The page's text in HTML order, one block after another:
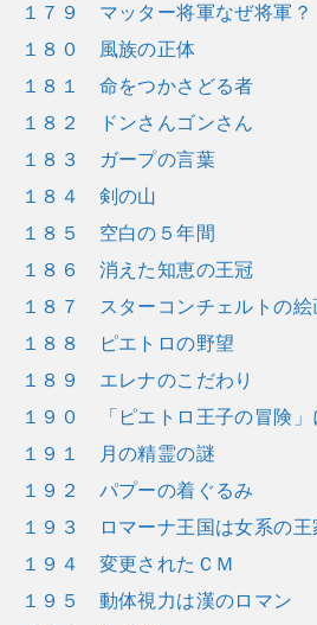
１７９ マッター将軍なぜ将軍？
１８０ 風族の正体
１８１ 命をつかさどる者
１８２ ドンさんゴンさん
１８３ ガープの言葉
１８４ 剣の山
１８５ 空白の５年間
１８６ 消えた知恵の王冠
１８７ スターコンチェルトの絵
１８８ ピエトロの野望
１８９ エレナのこだわり
１９０ 「ピエトロ王子の冒険」
１９１ 月の精霊の謎
１９２ パプーの着ぐるみ
１９３ ロマーナ王国は女系の王
１９４ 変更されたＣＭ
１９５ 動体視力は漢のロマン